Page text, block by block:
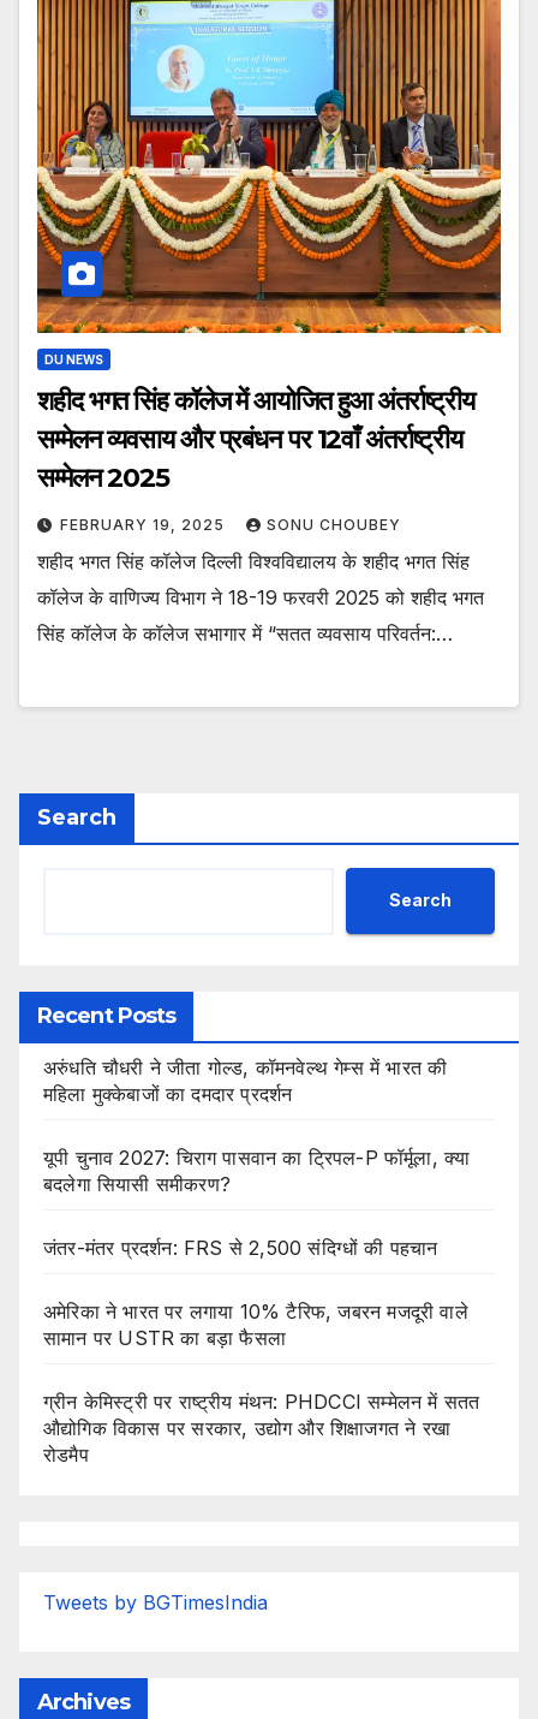
DU NEWS
शहीद भगत सिंह कॉलेज में आयोजित हुआ अंतर्राष्ट्रीय
सम्मेलन व्यवसाय और प्रबंधन पर 12वाँ अंतर्राष्ट्रीय
सम्मेलन 2025
FEBRUARY 19, 2025 SONU CHOUBEY
शहीद भगत सिंह कॉलेज दिल्ली विश्वविद्यालय के शहीद भगत सिंह
कॉलेज के वाणिज्य विभाग ने 18-19 फरवरी 2025 को शहीद भगत
सिंह कॉलेज के कॉलेज सभागार में “सतत व्यवसाय परिवर्तन:…
Search
Search
Recent Posts
अरुंधति चौधरी ने जीता गोल्ड, कॉमनवेल्थ गेम्स में भारत की
महिला मुक्केबाजों का दमदार प्रदर्शन
यूपी चुनाव 2027: चिराग पासवान का ट्रिपल-P फॉर्मूला, क्या
बदलेगा सियासी समीकरण?
जंतर-मंतर प्रदर्शन: FRS से 2,500 संदिग्धों की पहचान
अमेरिका ने भारत पर लगाया 10% टैरिफ, जबरन मजदूरी वाले
सामान पर USTR का बड़ा फैसला
ग्रीन केमिस्ट्री पर राष्ट्रीय मंथन: PHDCCI सम्मेलन में सतत
औद्योगिक विकास पर सरकार, उद्योग और शिक्षाजगत ने रखा
रोडमैप
Tweets by BGTimesIndia
Archives